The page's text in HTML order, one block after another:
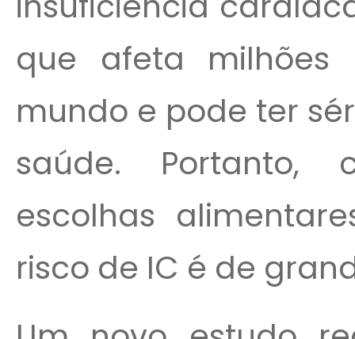
que afeta
mundo e pode ter
saúde. Portanto,
escolhas
risco de IC é de